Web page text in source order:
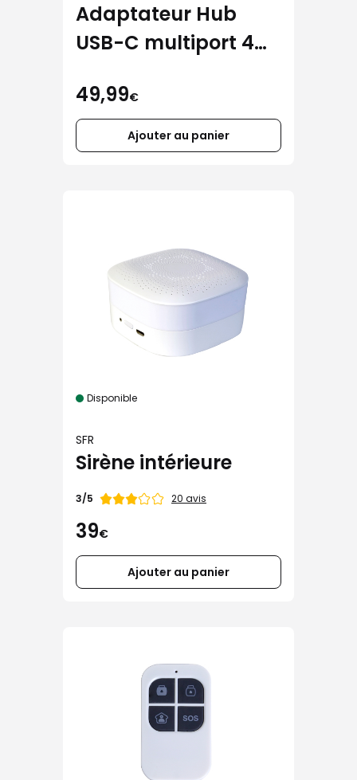
Adaptateur Hub
USB-C multiport 4
49,99€
Ajouter au panier
Disponible
SFR
Sirène intérieure
Note
3/5 20 avis
39€
Ajouter au panier